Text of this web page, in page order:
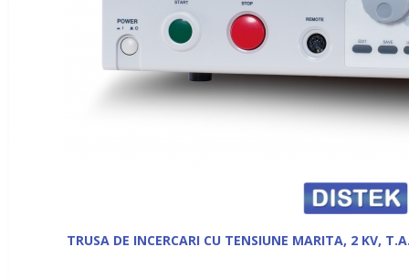
TRUSA DE INCERCARI CU TENSIUNE MARITA, 2 KV,